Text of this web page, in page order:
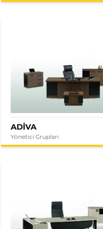
ADİVA
Yönetici Grupları